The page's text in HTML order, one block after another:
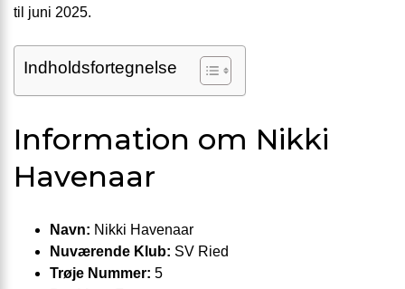
til juni 2025.
Indholdsfortegnelse
Information om Nikki
Havenaar
Navn: Nikki Havenaar
Nuværende Klub: SV Ried
Trøje Nummer: 5